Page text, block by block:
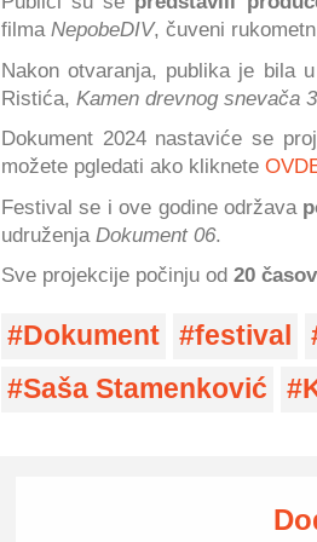
filma NepobeDIV, čuveni
Nakon otvaranja, publika je bila
Ristića, Kamen drevnog snevača 3
Dokument 2024 nastaviće se
možete pgledati ako kliknete
Festival se i ove godine održava
udruženja Dokument 06.
Sve projekcije počinju od 20
Dokument
festival
Saša Stamenković